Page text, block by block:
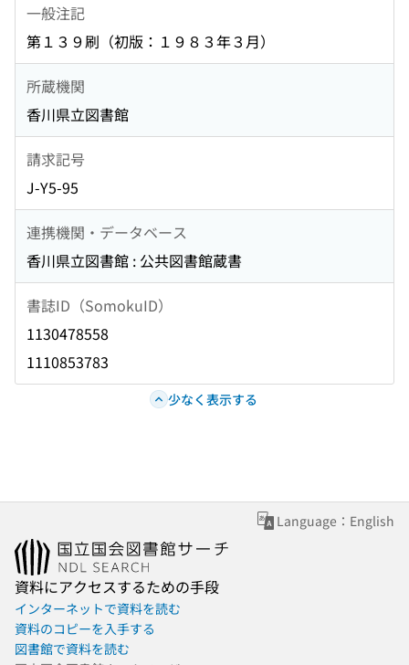
一般注記
第１３９刷（初版：１９８３年３月）
所蔵機関
香川県立図書館
請求記号
J-Y5-95
連携機関・データベース
香川県立図書館 : 公共図書館蔵書
書誌ID（SomokuID）
1130478558
1110853783
少なく表示する
Language：English
資料にアクセスするための手段
インターネットで資料を読む
資料のコピーを入手する
図書館で資料を読む